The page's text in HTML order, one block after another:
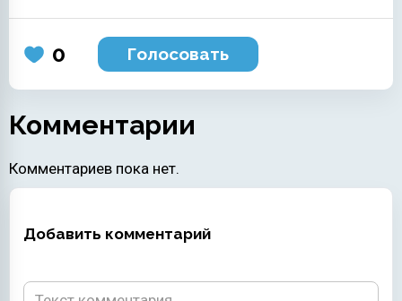
Комментарии
Комментариев пока нет.
Добавить комментарий
0 Голосовать